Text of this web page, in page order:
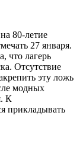
80-летие
27 января.
что лагерь
Отсутствие
эту ложь
модных
К
прикладывать